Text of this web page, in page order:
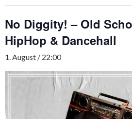
No Diggity! – Old
HipHop & Dancehall
1. August / 22:00